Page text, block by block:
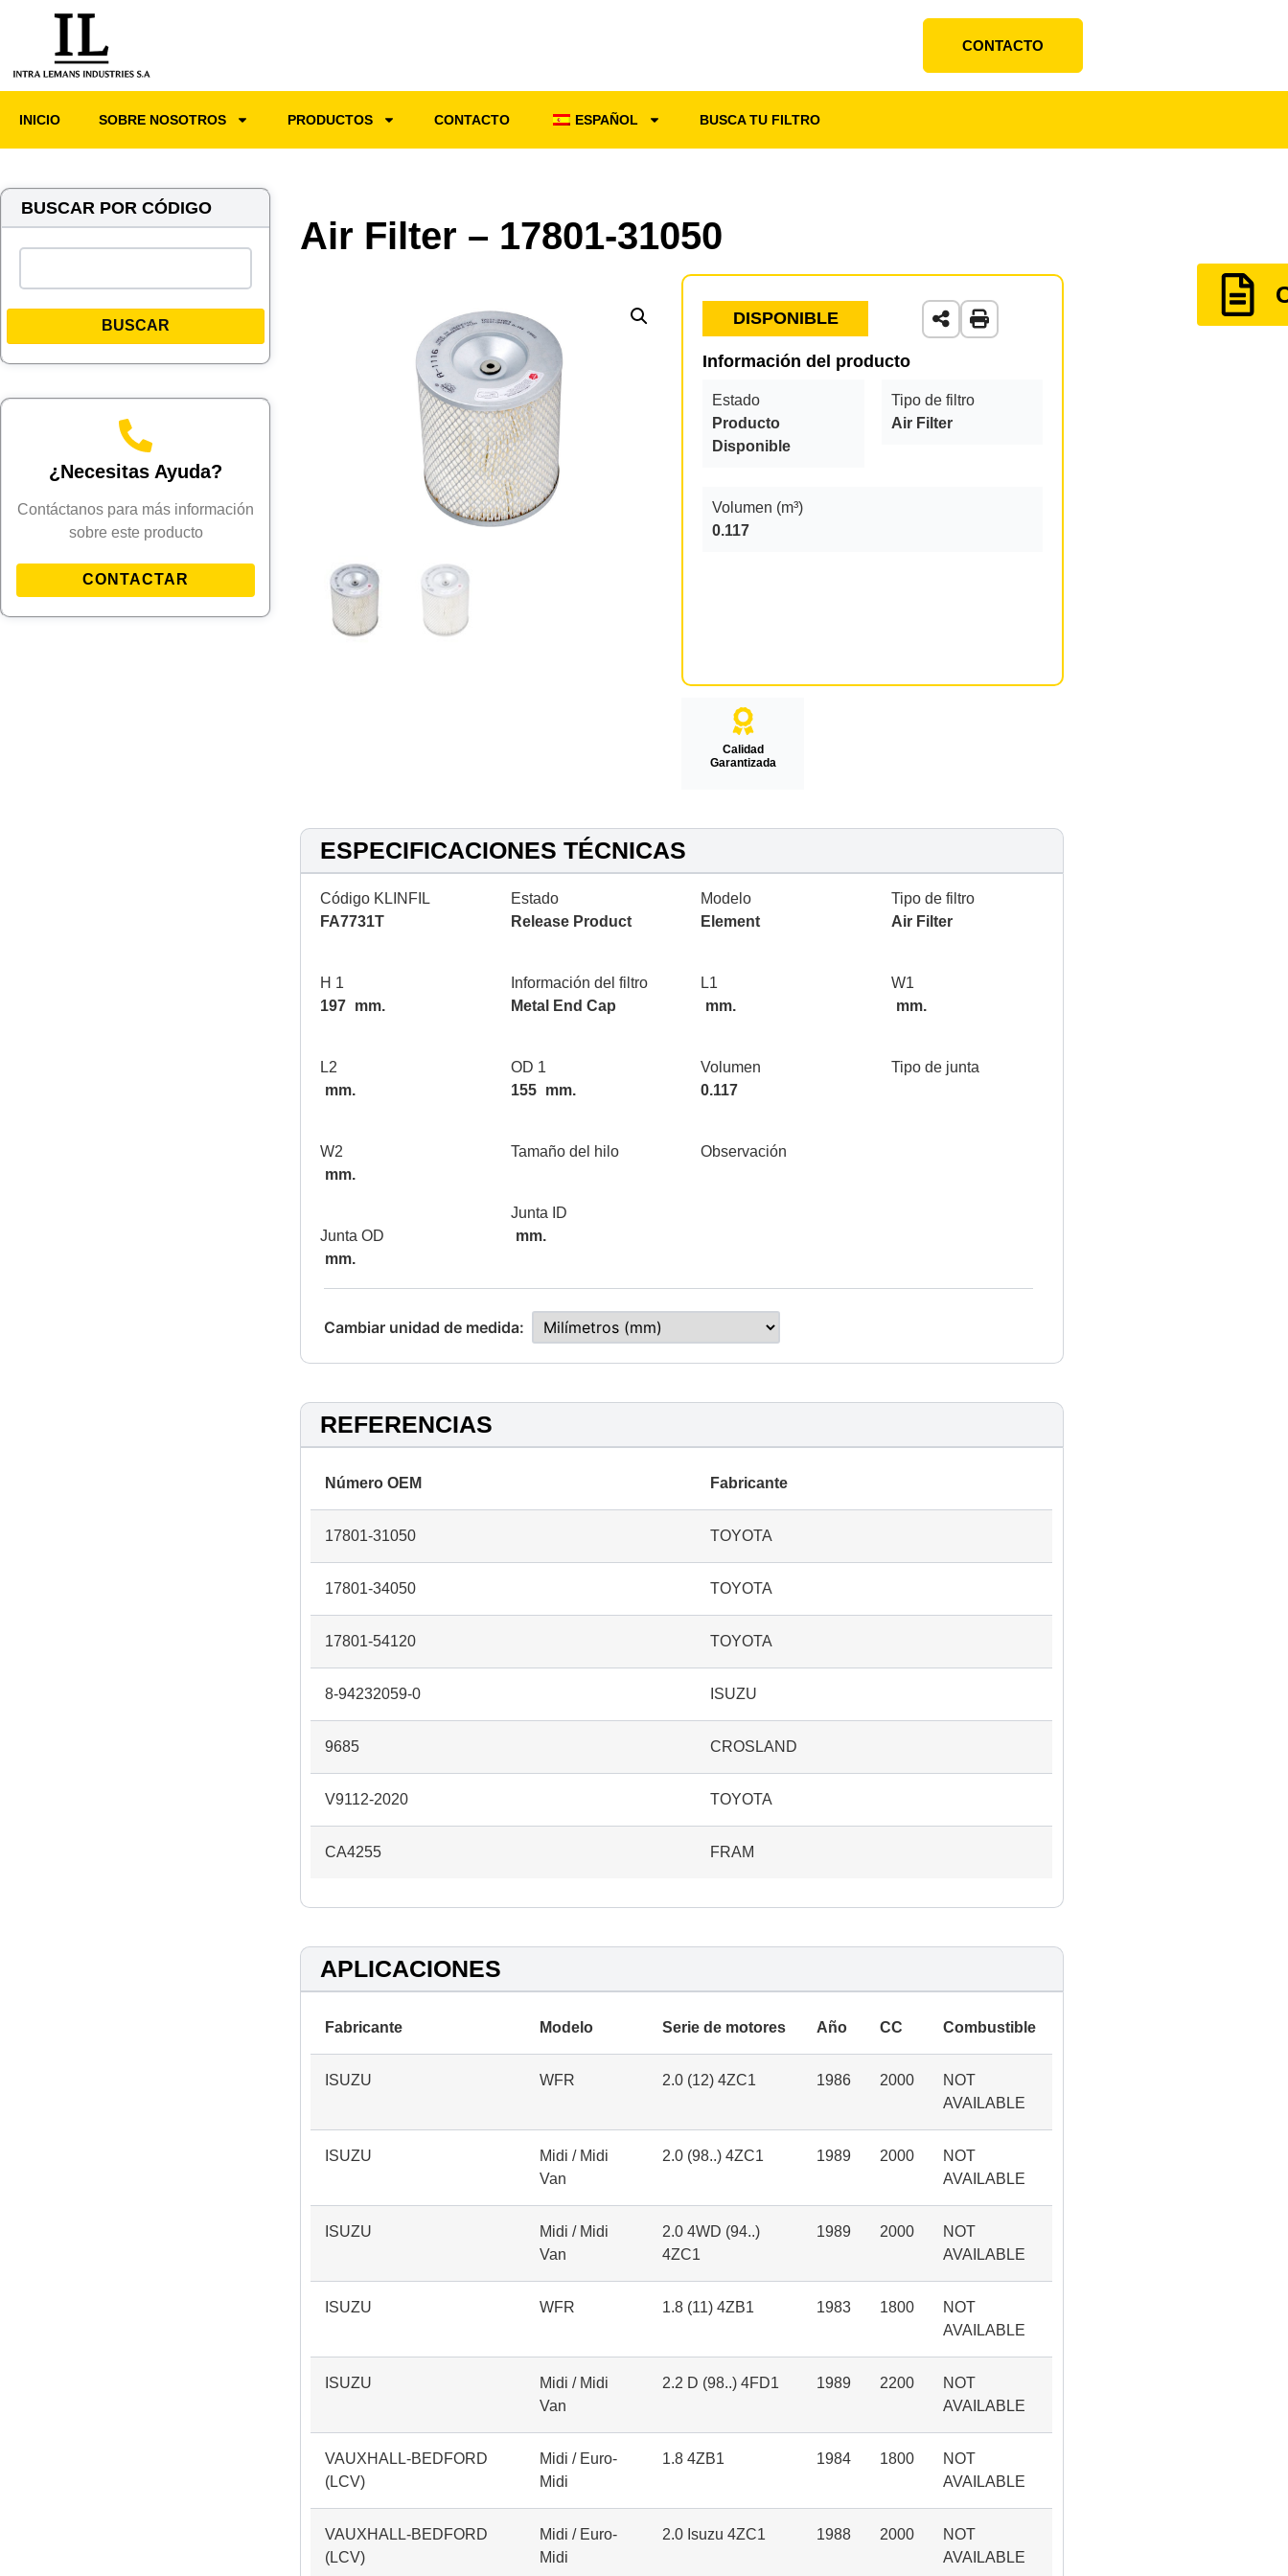
CONTACTO
INICIO SOBRE NOSOTROS PRODUCTOS CONTACTO ESPAÑOL BUSCA TU FILTRO
BUSCAR POR CÓDIGO
BUSCAR
¿Necesitas Ayuda?
Contáctanos para más información
sobre este producto
CONTACTAR
Air Filter – 17801-31050
DISPONIBLE
Información del producto
Estado
Producto
Disponible
Tipo de filtro
Air Filter
Volumen (m³)
0.117
Calidad
Garantizada
ESPECIFICACIONES TÉCNICAS
Código KLINFIL
FA7731T
H 1
197 mm.
L2
mm.
W2
mm.
Junta OD
mm.
Estado
Release Product
Información del filtro
Metal End Cap
OD 1
155
mm.
Tamaño del hilo
Junta ID
mm.
Modelo
Element
L1
mm.
Volumen
0.117
Observación
Tipo de filtro
Air Filter
W1
mm.
Tipo de junta
Cambiar unidad de medida:
REFERENCIAS
Número OEM Fabricante
17801-31050 TOYOTA
17801-34050 TOYOTA
17801-54120 TOYOTA
8-94232059-0 ISUZU
9685 CROSLAND
V9112-2020 TOYOTA
CA4255 FRAM
APLICACIONES
Fabricante Modelo Serie de motores Año CC Combustible
ISUZU WFR 2.0 (12) 4ZC1 1986 2000
NOT
AVAILABLE
ISUZU
Midi / Midi
Van
2.0 (98..) 4ZC1 1989 2000
NOT
AVAILABLE
ISUZU
Midi / Midi
Van
2.0 4WD (94..)
4ZC1
1989 2000
NOT
AVAILABLE
ISUZU WFR 1.8 (11) 4ZB1 1983 1800
NOT
AVAILABLE
ISUZU
Midi / Midi
Van
2.2 D (98..) 4FD1 1989 2200
NOT
AVAILABLE
VAUXHALL-BEDFORD
(LCV)
Midi / Euro-
Midi
1.8 4ZB1 1984 1800
NOT
AVAILABLE
VAUXHALL-BEDFORD
(LCV)
Midi / Euro-
Midi
2.0 Isuzu 4ZC1 1988 2000
NOT
AVAILABLE